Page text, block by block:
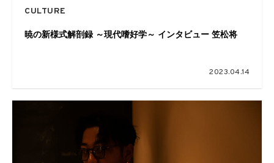
CULTURE
暁の新様式解剖録 ～現代嗜好学～ インタビュー 笠松将
2023.04.14